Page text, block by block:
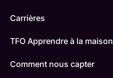
Carrières
TFO Apprendre à la maison
Comment nous capter